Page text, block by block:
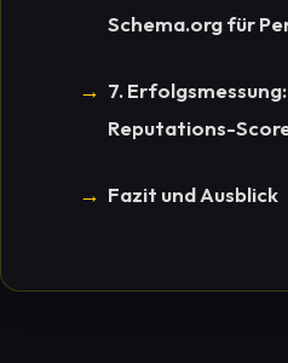
Schema.org für
7.
Reputations-
Fazit und Ausblick